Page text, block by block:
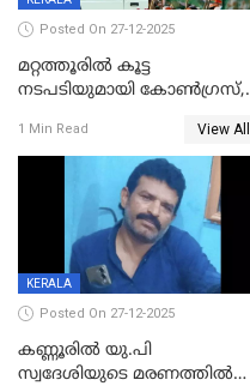
Posted On 27-12-2025
മറ്റത്തൂരിൽ കൂട്ട
നടപടിയുമായി കോണ്‍ഗ്രസ്,
എട്ട് പേര്‍ ഉള്‍പ്പെടെ
പത്തുപേരെ പുറത്താക്കി,
ചൊവ്വന്നൂരിലും നടപടി
1 Min Read View All
KERALA
Posted On 27-12-2025
കണ്ണൂരിൽ യു.പി
സ്വദേശിയുടെ മരണത്തിൽ